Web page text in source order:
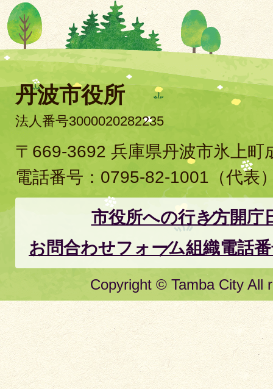
丹波市役所
法人番号3000020282235
〒669-3692 兵庫県丹波市氷上町
電話番号： 0795-82-1001 （代表
市役所への行き方開庁
お問合わせフォーム組織電話
Copyright © Tamba City All